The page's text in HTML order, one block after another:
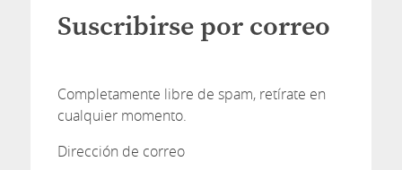
Suscribirse por correo
Completamente libre de spam, retírate en
cualquier momento.
Dirección de correo